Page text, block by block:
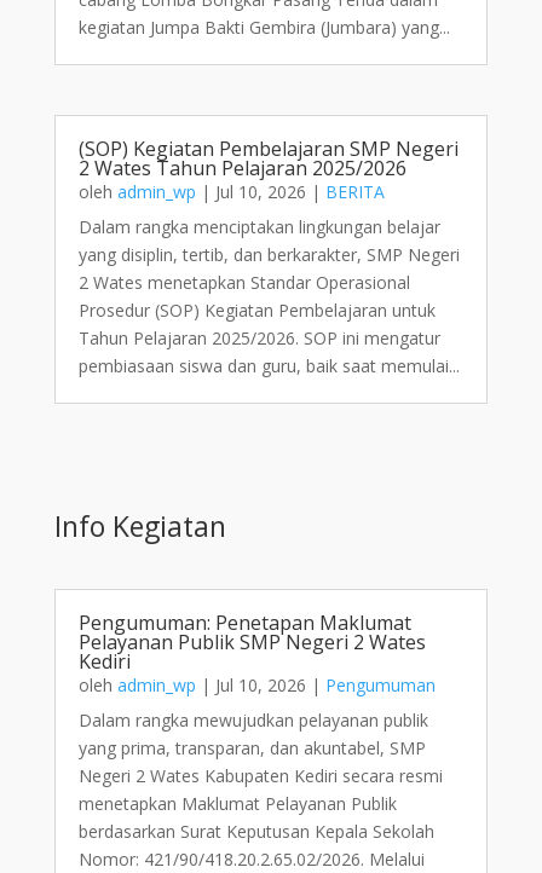
kegiatan Jumpa Bakti Gembira (Jumbara) yang...
(SOP) Kegiatan Pembelajaran SMP Negeri
2 Wates Tahun Pelajaran 2025/2026
oleh admin_wp | Jul 10, 2026 | BERITA
Dalam rangka menciptakan lingkungan belajar
yang disiplin, tertib, dan berkarakter, SMP Negeri
2 Wates menetapkan Standar Operasional
Prosedur (SOP) Kegiatan Pembelajaran untuk
Tahun Pelajaran 2025/2026. SOP ini mengatur
pembiasaan siswa dan guru, baik saat memulai...
Info Kegiatan
Pengumuman: Penetapan Maklumat
Pelayanan Publik SMP Negeri 2 Wates
Kediri
oleh admin_wp | Jul 10, 2026 | Pengumuman
Dalam rangka mewujudkan pelayanan publik
yang prima, transparan, dan akuntabel, SMP
Negeri 2 Wates Kabupaten Kediri secara resmi
menetapkan Maklumat Pelayanan Publik
berdasarkan Surat Keputusan Kepala Sekolah
Nomor: 421/90/418.20.2.65.02/2026. Melalui